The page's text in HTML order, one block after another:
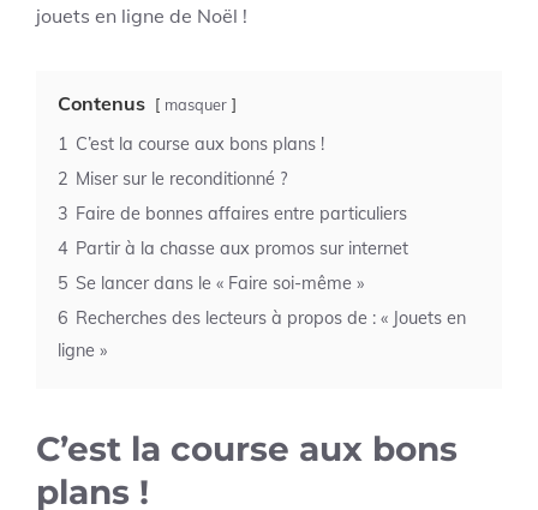
jouets en ligne de Noël !
Contenus masquer
1 C’est la course aux bons plans !
2 Miser sur le reconditionné ?
3 Faire de bonnes affaires entre particuliers
4 Partir à la chasse aux promos sur internet
5 Se lancer dans le « Faire soi-même »
6 Recherches des lecteurs à propos de : « Jouets en
ligne »
C’est la course aux bons
plans !